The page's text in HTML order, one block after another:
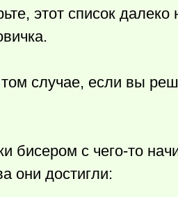
этот список далеко
случае, если вы
бисером с чего-то
они достигли: